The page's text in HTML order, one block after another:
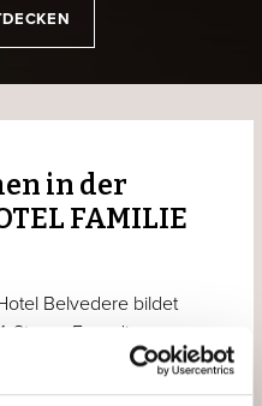
in der
FAMILIE
Belvedere bildet
Sterne Engadiner
dem 3-Sterne
Belvair und dem